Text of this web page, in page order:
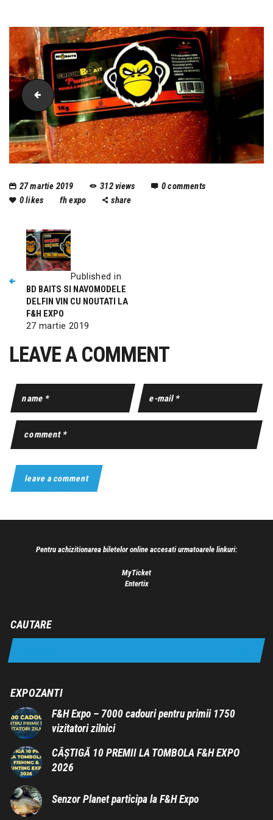
moricsa
27 martie 2019 312views 0comments
0likes fh expo share
Published in
BD BAITS SI NAVOMODELE
DELFIN VIN CU NOUTATI LA
F&H EXPO
27 martie 2019
LEAVE A COMMENT
Pentru achizitionarea biletelor online accesati urmatoarele linkuri:
MyTicket
Entertix
CAUTARE
EXPOZANTI
F&H Expo – 7000 cadouri pentru primii 1750
vizitatori zilnici
CÂȘTIGĂ 10 PREMII LA TOMBOLA F&H EXPO
2026
Senzor Planet participa la F&H Expo